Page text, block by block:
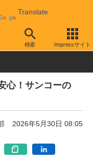
Translate
検索 Impressサイト
風機
心！サンコーの
2026年5月30日 08:05